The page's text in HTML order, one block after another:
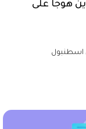
هوجا على
اسطنبول